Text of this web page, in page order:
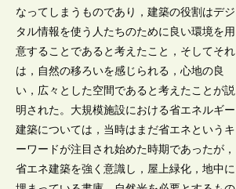
なってしまうものであり，建築の役割はデジ
タル情報を使う人たちのために良い環境を用
意することであると考えたこと，そしてそれ
は，自然の移ろいを感じられる，心地の良
い，広々とした空間であると考えたことが説
明された。大規模施設における省エネルギー
建築については，当時はまだ省エネというキ
ーワードが注目され始めた時期であったが，
省エネ建築を強く意識し，屋上緑化，地中に